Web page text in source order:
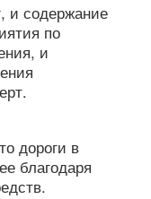
и содержание
по
и
дороги в
благодаря